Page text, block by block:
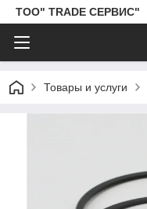
ТОО" TRADE СЕРВИС"
Товары и услуги